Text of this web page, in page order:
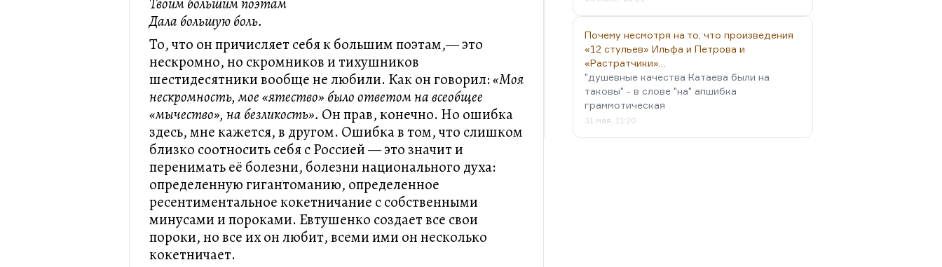
Дала большую боль.
То, что он причисляет себя к большим поэтам,— это
нескромно, но скромников и тихушников
шестидесятники вообще не любили. Как он говорил:«Моя
нескромность, мое «ятество» было ответом на всеобщее
«мычество», на безликость». Он прав, конечно. Но ошибка
здесь, мне кажется, в другом. Ошибка в том, что слишком
близко соотносить себя с Россией — это значит и
перенимать её болезни, болезни национального духа:
определенную гигантоманию, определенное
ресентиментальное кокетничание с собственными
минусами и пороками. Евтушенко создает все свои
пороки, но все их он любит, всеми ими он несколько
кокетничает.
Почему несмотря на то, что произведения
«12 стульев» Ильфа и Петрова и
«Растратчики»…
"душевные качества Катаева были на
таковы" - в слове "на" апшибка
граммотическая
31 мая, 11:20